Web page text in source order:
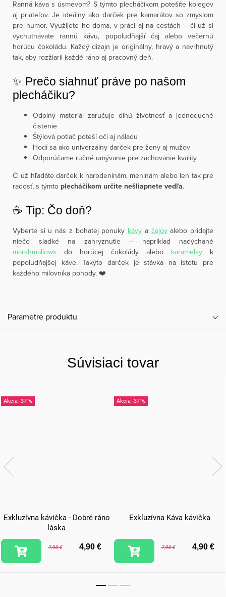
Ranná káva s úsmevom? S týmto plecháčikom potešíte kolegov
aj priateľov. Je ideálny ako darček pre kamarátov so zmyslom
pre humor. Využijete ho doma, v práci aj na cestách – či už si
vychutnávate rannú kávu, popoludňajší čaj alebo večernú
horúcu čokoládu. Každý dizajn je originálny, hravý a navrhnutý
tak, aby rozžiaril každé ráno aj pracovný deň.
✨ Prečo siahnuť práve po našom
plecháčiku?
Odolný materiál zaručuje dlhú životnosť a jednoduché
čistenie
Štýlová potlač poteší oči aj náladu
Hodí sa ako univerzálny darček pre ženy aj mužov
Odporúčame ručné umývanie pre zachovanie kvality
Či už hľadáte darček k narodeninám, meninám alebo len tak pre
radosť, s týmto plecháčikom určite nešliapnete vedľa.
☕️ Tip: Čo doň?
Vyberte si u nás z bohatej ponuky kávy a čajovalebo pridajte
niečo sladké na zahryznutie – napríklad nadýchané
marshmallows do horúcej čokolády alebo karamelky k
popoludňajšej káve. Takýto darček je stávka na istotu pre
každého milovníka pohody. ❤️
Parametre produktu
Súvisiaci tovar
-37 %
Exkluzívna kávička - Dobré ráno
láska
7,90 € 4,90 €
-37 %
Exkluzívna Káva kávička
7,90 € 4,90 €